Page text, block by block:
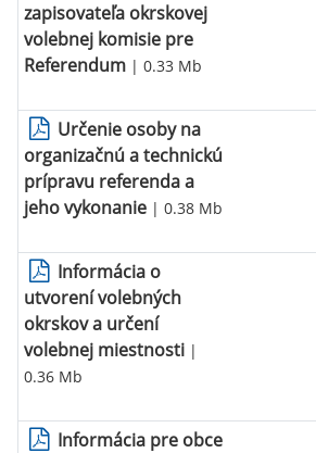
zapisovateľa okrskovej
volebnej komisie pre
Referendum | 0.33 Mb
Určenie osoby na
organizačnú a technickú
prípravu referenda a
jeho vykonanie | 0.38 Mb
Informácia o
utvorení volebných
okrskov a určení
volebnej miestnosti |
0.36 Mb
Informácia pre obce